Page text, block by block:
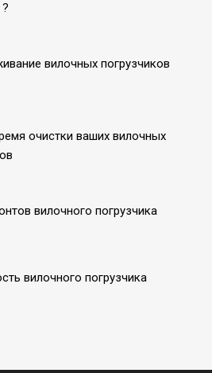
вилочных погрузчиков
очистки ваших вилочных
вилочного погрузчика
вилочного погрузчика